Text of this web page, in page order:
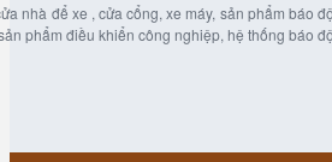
nhà để xe , cửa cổng, xe máy, sản phẩm báo
phẩm điều khiển công nghiệp, hệ thống báo